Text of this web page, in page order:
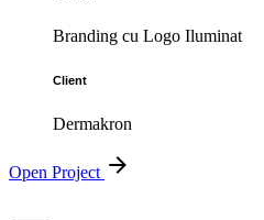
Branding cu Logo Iluminat
Client
Dermakron
Open Project